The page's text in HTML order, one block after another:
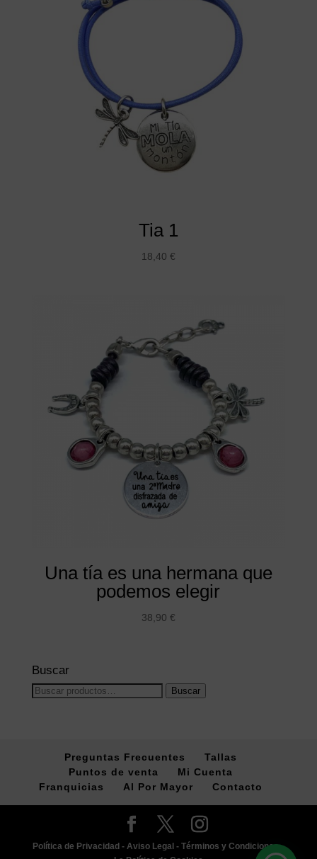
Tia 1
18,40 €
Una tía es una hermana que
podemos elegir
38,90 €
Buscar
Buscar
Buscar
Preguntas Frecuentes
Tallas
Puntos de venta
Mi Cuenta
Franquicias
Al Por Mayor Contacto
Política de Privacidad - Aviso Legal -Términos y Condiciones -